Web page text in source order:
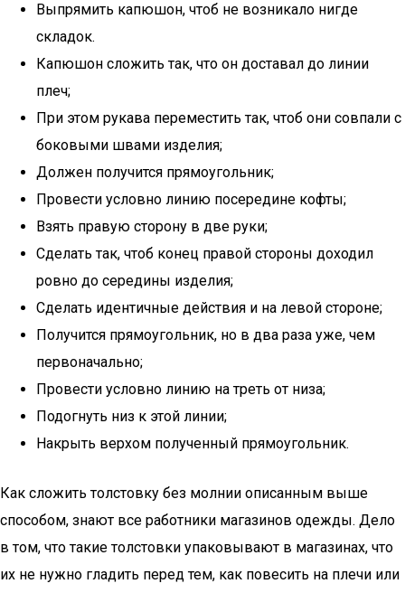
Выпрямить капюшон, чтоб не возникало нигде
складок.
Капюшон сложить так, что он доставал до линии
плеч;
При этом рукава переместить так, чтоб они совпали с
боковыми швами изделия;
Должен получится прямоугольник;
Провести условно линию посередине кофты;
Взять правую сторону в две руки;
Сделать так, чтоб конец правой стороны доходил
ровно до середины изделия;
Сделать идентичные действия и на левой стороне;
Получится прямоугольник, но в два раза уже, чем
первоначально;
Провести условно линию на треть от низа;
Подогнуть низ к этой линии;
Накрыть верхом полученный прямоугольник.
Как сложить толстовку без молнии описанным выше
способом, знают все работники магазинов одежды. Дело
в том, что такие толстовки упаковывают в магазинах, что
их не нужно гладить перед тем, как повесить на плечи или